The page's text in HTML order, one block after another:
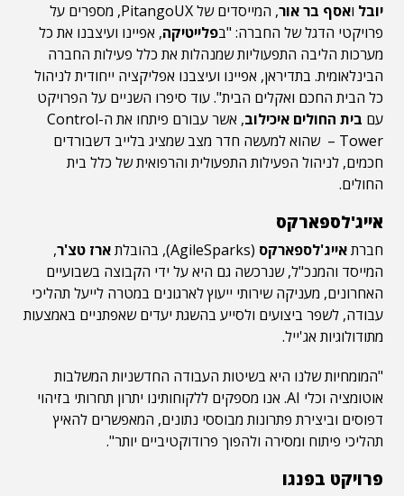
יובל ואסף בר אור
, המייסדים של PitangoUX, מספרים על
פרויקטי הדגל של החברה: "בפלייטיקה, אפיינו ועיצבנו את כל
מערכות הליבה התפעוליות שמנהלות את כלל פעילות החברה
הבינלאומית. בתדיראן, אפיינו ועיצבנו אפליקציה ייחודית לניהול
כל הבית החכם ואקלים הבית". עוד סיפרו השניים על הפרויקט
עם בית החולים איכילוב
, אשר עבורם פיתחו את ה-Control
Tower – שהוא למעשה חדר מצב שמציג בלייב דשבורדים
חכמים, לניהול הפעילות התפעולית והרפואית של כלל בית
החולים.
אייג'לספארקס
חברתאייג'לספארקס (AgileSparks), בהובלת ארז טצ'ר,
המייסד והמנכ"ל, שנרכשה גם היא על ידי הקבוצה בשבועיים
האחרונים, מעניקה שירותי ייעוץ לארגונים במטרה לייעל תהליכי
עבודה, לשפר ביצועים ולסייע בהשגת יעדים שאפתניים באמצעות
מתודולוגיות אג'ייל.
"המומחיות שלנו היא בשיטות העבודה החדשניות המשלבות
אוטומציה וכלי AI. אנו מספקים ללקוחותינו יתרון תחרותי בזיהוי
דפוסים וביצירת פתרונות מבוססי נתונים, המאפשרים להאיץ
תהליכי פיתוח ומסירה ולהפוך פרודוקטיביים יותר".
פרויקט בפנגו